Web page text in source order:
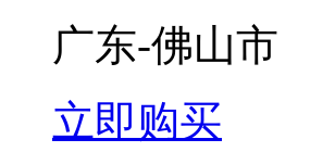
广东-佛山市
立即购买